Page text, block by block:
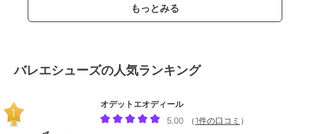
もっとみる
バレエシューズの人気ランキング
オデットエオディール
5.00
（ 1件の口コミ ）